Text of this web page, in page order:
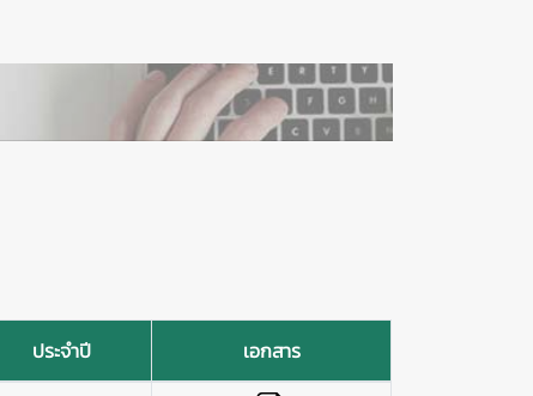
ประจำปี เอกสาร